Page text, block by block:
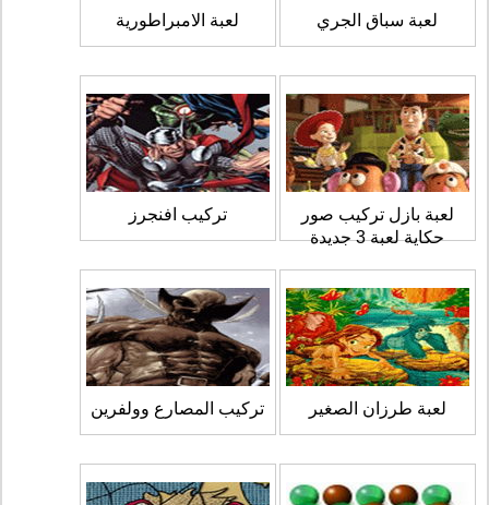
لعبة سباق الجري لعبة الامبراطورية
لعبة بازل تركيب صور
حكاية لعبة 3 جديدة
تركيب افنجرز
لعبة طرزان الصغير تركيب المصارع وولفرين